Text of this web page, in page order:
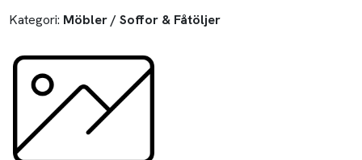
Kategori: Möbler / Soffor & Fåtöljer